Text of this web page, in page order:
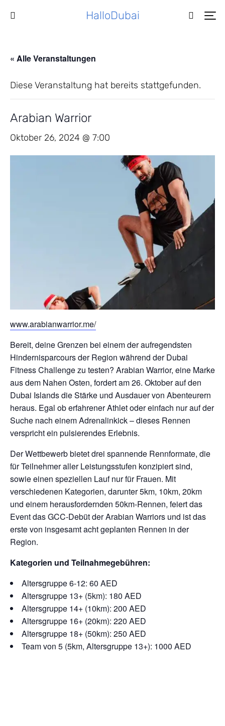
HalloDubai
« Alle Veranstaltungen
Diese Veranstaltung hat bereits stattgefunden.
Arabian Warrior
Oktober 26, 2024 @ 7:00
www.arabianwarrior.me/
Bereit, deine Grenzen bei einem der aufregendsten
Hindernisparcours der Region während der Dubai
Fitness Challenge zu testen? Arabian Warrior, eine Marke
aus dem Nahen Osten, fordert am 26. Oktober auf den
Dubai Islands die Stärke und Ausdauer von Abenteurern
heraus. Egal ob erfahrener Athlet oder einfach nur auf der
Suche nach einem Adrenalinkick – dieses Rennen
verspricht ein pulsierendes Erlebnis.
Der Wettbewerb bietet drei spannende Rennformate, die
für Teilnehmer aller Leistungsstufen konzipiert sind,
sowie einen speziellen Lauf nur für Frauen. Mit
verschiedenen Kategorien, darunter 5km, 10km, 20km
und einem herausfordernden 50km-Rennen, feiert das
Event das GCC-Debüt der Arabian Warriors und ist das
erste von insgesamt acht geplanten Rennen in der
Region.
Kategorien und Teilnahmegebühren:
Altersgruppe 6-12: 60 AED
Altersgruppe 13+ (5km): 180 AED
Altersgruppe 14+ (10km): 200 AED
Altersgruppe 16+ (20km): 220 AED
Altersgruppe 18+ (50km): 250 AED
Team von 5 (5km, Altersgruppe 13+): 1000 AED